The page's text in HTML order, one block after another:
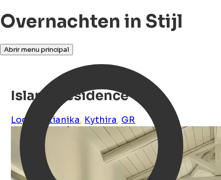
Overnachten in Stijl
Abrir menu principal
Island Residence
Logothetianika, Kythira, GR